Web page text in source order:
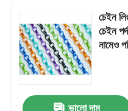
চেইন
চেইন
নামেও
ভালো দাম